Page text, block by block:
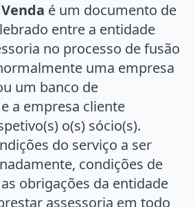
é um documento de
entre a entidade
no processo de fusão
uma empresa
um banco de
a empresa cliente
o(s) sócio(s).
do serviço a ser
condições de
obrigações da entidade
assessoria em todo